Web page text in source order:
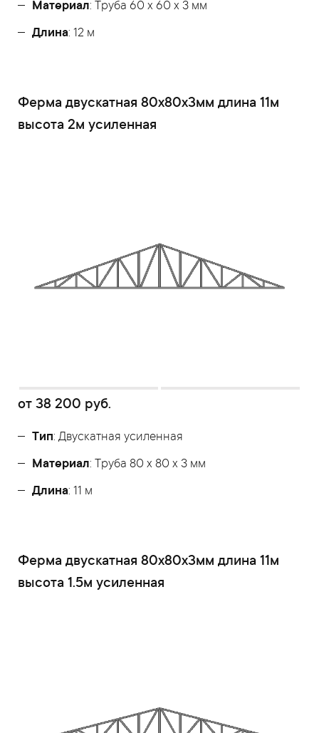
Материал: Труба 60 x 60 x 3 мм
Длина: 12 м
Ферма двускатная 80x80x3мм длина 11м
высота 2м усиленная
от 38 200 руб.
Тип: Двускатная усиленная
Материал: Труба 80 x 80 x 3 мм
Длина: 11 м
Ферма двускатная 80x80x3мм длина 11м
высота 1.5м усиленная